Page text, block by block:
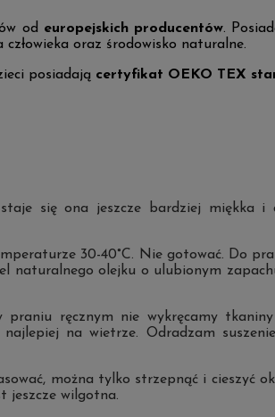
od europejskich producentów.
oraz środowisko naturalne.
posiadają certyfikat OEKO TEX
się ona jeszcze bardziej miękka i
30-40°C. Nie gotować. Do
naturalnego olejku o ulubionym
ręcznym nie wykręcamy tkaniny
na wietrze. Odradzam
można tylko strzepnąć i cieszyć
jeszcze wilgotna.